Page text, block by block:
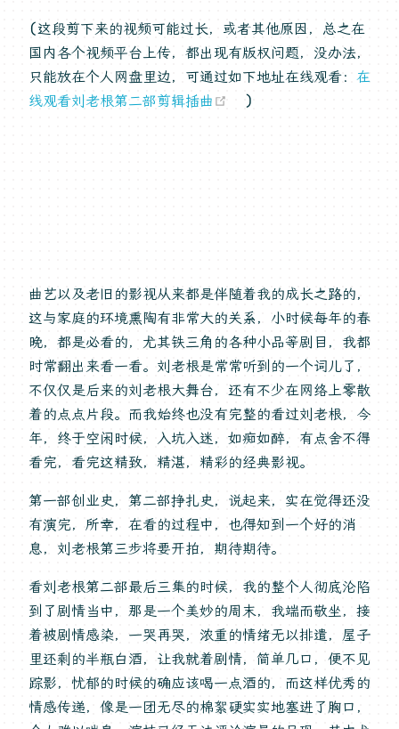
(这段剪下来的视频可能过长，或者其他原因，总之在
国内各个视频平台上传，都出现有版权问题，没办法，
只能放在个人网盘里边，可通过如下地址在线观看： 在
线观看刘老根第二部剪辑插曲
(opens new
)
曲艺以及老旧的影视从来都是伴随着我的成长之路的，
这与家庭的环境熏陶有非常大的关系，小时候每年的春
晚，都是必看的，尤其铁三角的各种小品等剧目，我都
时常翻出来看一看。刘老根是常常听到的一个词儿了，
不仅仅是后来的刘老根大舞台，还有不少在网络上零散
着的点点片段。而我始终也没有完整的看过刘老根，今
年，终于空闲时候，入坑入迷，如痴如醉，有点舍不得
看完，看完这精致，精湛，精彩的经典影视。
第一部创业史，第二部挣扎史，说起来，实在觉得还没
有演完，所幸，在看的过程中，也得知到一个好的消
息，刘老根第三步将要开拍，期待期待。
看刘老根第二部最后三集的时候，我的整个人彻底沦陷
到了剧情当中，那是一个美妙的周末，我端而敬坐，接
着被剧情感染，一哭再哭，浓重的情绪无以排遣，屋子
里还剩的半瓶白酒，让我就着剧情，简单几口，便不见
踪影，忧郁的时候的确应该喝一点酒的，而这样优秀的
情感传递，像是一团无尽的棉絮硬实实地塞进了胸口，